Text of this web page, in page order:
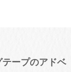
ープのアドベ